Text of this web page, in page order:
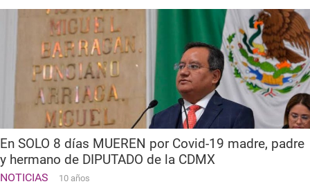
En SOLO 8 días MUEREN por Covid-19 madre, padre
y hermano de DIPUTADO de la CDMX
NOTICIAS 10 años